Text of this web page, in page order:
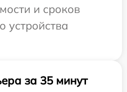
и сроков
устройства
за 35 минут